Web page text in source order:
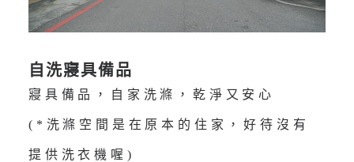
自洗寢具備品
寢具備品，自家洗滌，乾淨又安心
(*洗滌空間是在原本的住家，好待沒有
提供洗衣機喔)